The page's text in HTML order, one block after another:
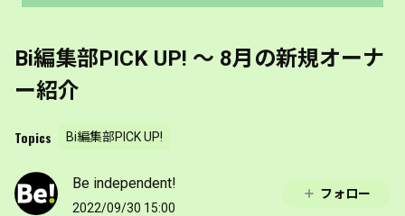
Bi編集部PICK UP! 〜 8月の新規オーナ
ー紹介
Topics Bi編集部PICK UP!
Be independent!
2022/09/30 15:00
フォロー